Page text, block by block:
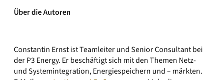
Über die Autoren
Constantin Ernst ist Teamleiter und Senior Consultant bei
der P3 Energy. Er beschäftigt sich mit den Themen Netz-
und Systemintegration, Energiespeichern und – märkten.